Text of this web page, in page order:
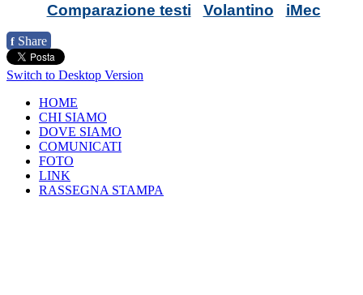
Comparazione testi Volantino iMec
f Share
Switch to Desktop Version
HOME
CHI SIAMO
DOVE SIAMO
COMUNICATI
FOTO
LINK
RASSEGNA STAMPA